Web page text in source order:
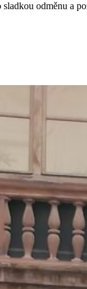
odměnu a